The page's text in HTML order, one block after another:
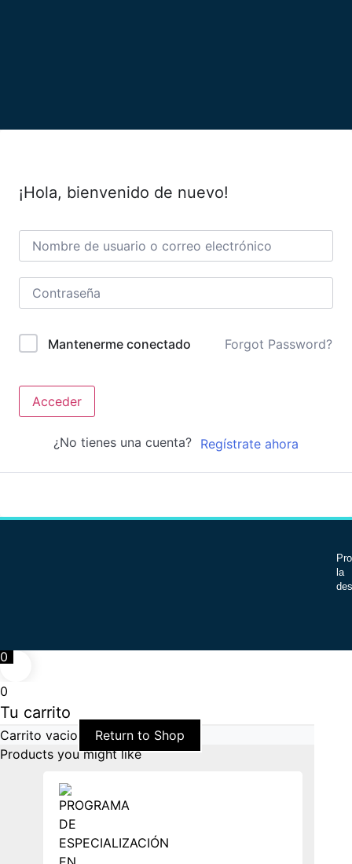
¡Hola, bienvenido de nuevo!
Mantenerme conectado Forgot Password?
Acceder
¿No tienes una cuenta? Regístrate ahora
la
0
0
Tu carrito
Carrito vacio
Return to Shop
Products you might like